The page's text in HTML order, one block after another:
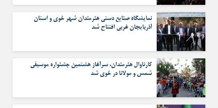
نمایشگاه صنایع دستی هنرمندان شهر خوی و استان
آذربایجان غربی افتتاح شد
کارناوال هنرمندان، سرآغاز هشتمین جشنواره موسیقی
شمس و مولانا در خوی شد